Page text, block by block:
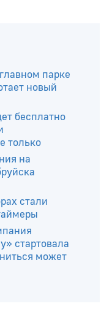
парке
новый
бесплатно
только
на
стали
стартовала
может